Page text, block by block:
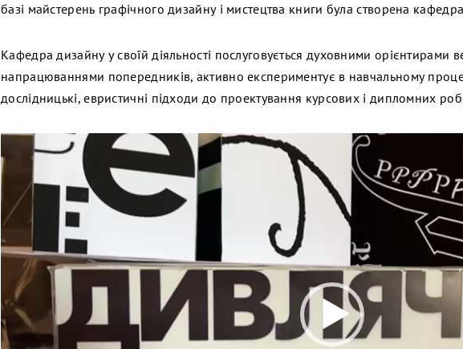
базі майстерень графічного дизайну і мистецтва книги була створена
Кафедра дизайну у своїй діяльності послуговується духовними орієнтирами
напрацюваннями попередників, активно експериментує в навчальному
дослідницькі, евристичні підходи до проектування курсових і дипломних
Відеопрогравач